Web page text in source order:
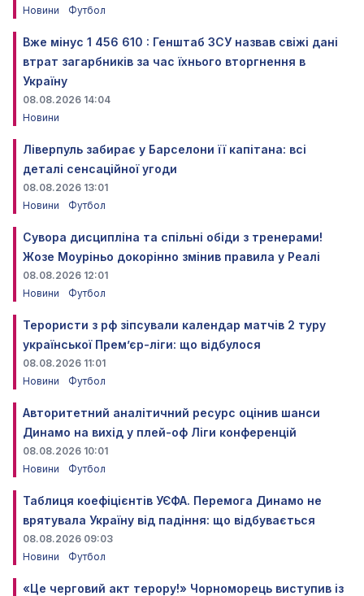
Новини Футбол
Вже мінус 1 456 610 : Генштаб ЗСУ назвав свіжі дані
втрат загарбників за час їхнього вторгнення в
Україну
08.08.2026 14:04
Новини
Ліверпуль забирає у Барселони її капітана: всі
деталі сенсаційної угоди
08.08.2026 13:01
Новини
Футбол
Сувора дисципліна та спільні обіди з тренерами!
Жозе Моуріньо докорінно змінив правила у Реалі
08.08.2026 12:01
Новини
Футбол
Терористи з рф зіпсували календар матчів 2 туру
української Прем’єр-ліги: що відбулося
08.08.2026 11:01
Новини
Футбол
Авторитетний аналітичний ресурс оцінив шанси
Динамо на вихід у плей-оф Ліги конференцій
08.08.2026 10:01
Новини
Футбол
Таблиця коефіцієнтів УЄФА. Перемога Динамо не
врятувала Україну від падіння: що відбувається
08.08.2026 09:03
Новини
Футбол
«Це черговий акт терору!» Чорноморець виступив із